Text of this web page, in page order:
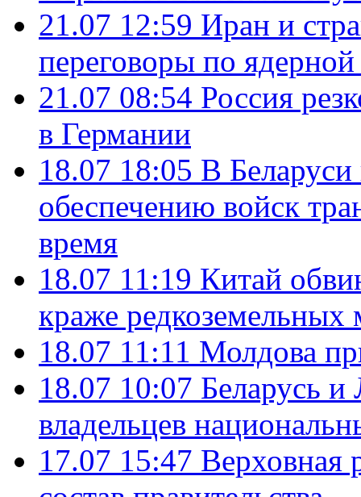
21.07 12:59 Иран и
переговоры по
21.07 08:54 Россия
в Германии
18.07 18:05 В
обеспечению войск
время
18.07 11:19 Китай
краже редкоземельных
18.07 11:11 Молдова
18.07 10:07 Беларусь
владельцев
17.07 15:47 Верховная